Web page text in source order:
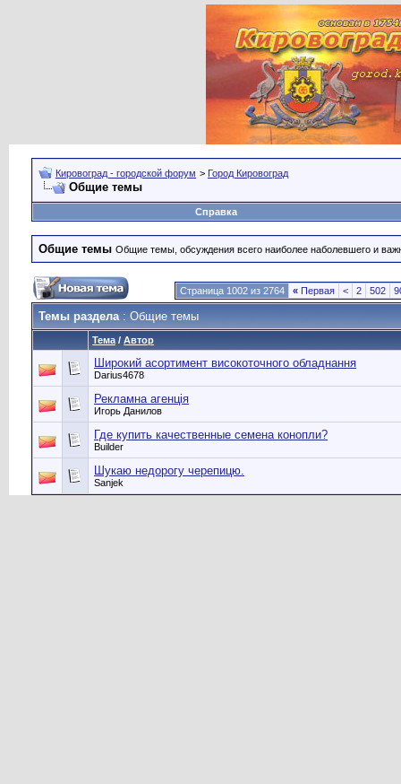
Кировоград - городской форум > Город Кировоград
Общие темы
Справка
Общие темы Общие темы, обсуждения всего наиболее наболевшего и
Страница 1002 из 2764 « Первая < 2 502
Темы раздела: Общие темы
Тема / Автор
Широкий асортимент високоточного обладнання
Darius4678
Рекламна агенція
Игорь Данилов
Где купить качественные семена конопли?
Builder
Шукаю недорогу черепицю.
Sanjek